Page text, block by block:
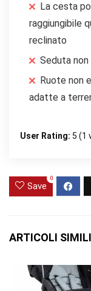
La cesta
raggiungibile
reclinato
Seduta
Ruote non
adatte a
User Rating: 5 (1
Save
0
ARTICOLI SIMILI